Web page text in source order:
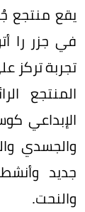
يقع منتجع
في جزر را
تجربة تركز
المنتجع
الإبداعي
والجسدي
جديد
والنحت.